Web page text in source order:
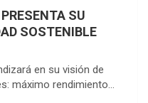
SU
SOSTENIBLE
en su visión de
máximo rendimiento…